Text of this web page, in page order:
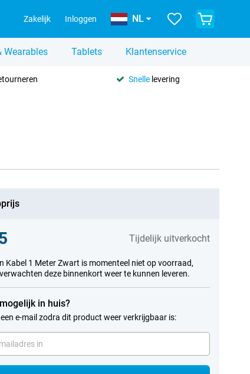
Zakelijk Inloggen NL
Wearables Tablets Klantenservice
Snellelevering
Tijdelijk uitverkocht
Kabel 1 Meter Zwart is momenteel niet op voorraad,
deze binnenkort weer te kunnen leveren.
in huis?
e-mail zodra dit product weer verkrijgbaar is: